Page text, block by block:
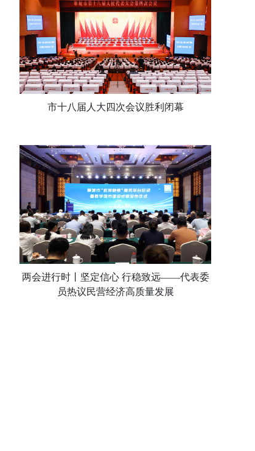
市十八届人大四次会议胜利闭幕
两会进行时丨坚定信心 行稳致远——代表委
员热议民营经济高质量发展